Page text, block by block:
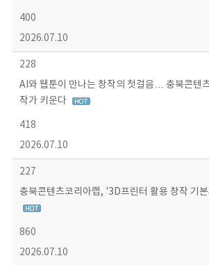
400
2026.07.10
228
AI와 웹툰이 만나는 창작의 첫걸음… 충북콘텐
작가 키운다
418
2026.07.10
227
충북콘텐츠코리아랩, '3D프린터 활용 창작 기
860
2026.07.10